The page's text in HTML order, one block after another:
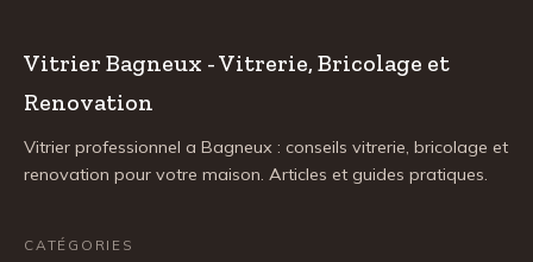
Vitrier Bagneux - Vitrerie, Bricolage et
Renovation
Vitrier professionnel a Bagneux : conseils vitrerie, bricolage et
renovation pour votre maison. Articles et guides pratiques.
CATÉGORIES